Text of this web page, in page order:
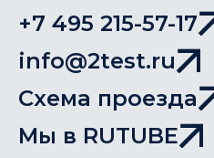
+7 495 215-57-17
info@2test.ru
Схема проезда
Мы в RUTUBE